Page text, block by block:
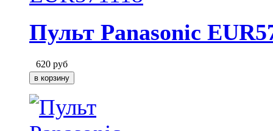
Пульт Panasonic
620 руб